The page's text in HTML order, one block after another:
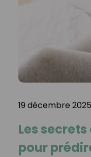
19 décembre 2025
Les
pour